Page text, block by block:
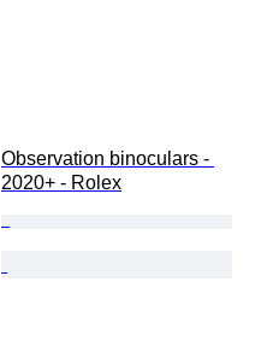
Observation binoculars -
2020+ - Rolex